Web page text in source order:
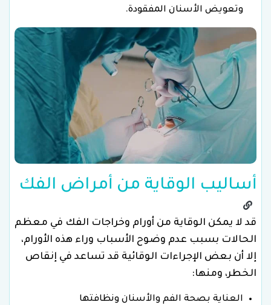
وتعويض الأسنان المفقودة.
أساليب الوقاية من أمراض الفك
قد لا يمكن الوقاية من أورام وخراجات الفك في معظم
الحالات بسبب عدم وضوح الأسباب وراء هذه الأورام،
إلا أن بعض الإجراءات الوقائية قد تساعد في إنقاص
الخطر، ومنها:
العناية بصحة الفم والأسنان ونظافتها